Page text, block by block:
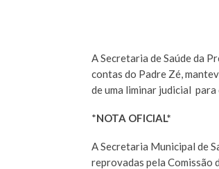
A Secretaria de Saúde da
contas do Padre Zé,
de uma liminar judicial
*NOTA OFICIAL*
A Secretaria Municipal de
reprovadas pela Comissão